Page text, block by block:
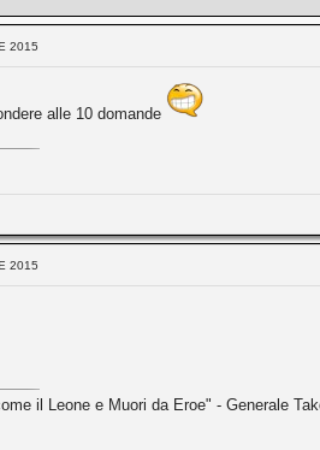
2015
alle 10 domande
2015
il Leone e Muori da Eroe" - Generale